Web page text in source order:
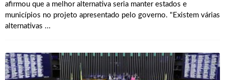
afirmou que a melhor alternativa seria manter estados e
municípios no projeto apresentado pelo governo. "Existem várias
alternativas ...